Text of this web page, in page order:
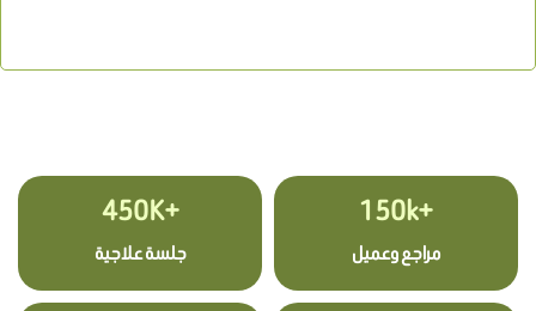
+150k
مراجع وعميل
+450K
جلسة علاجية